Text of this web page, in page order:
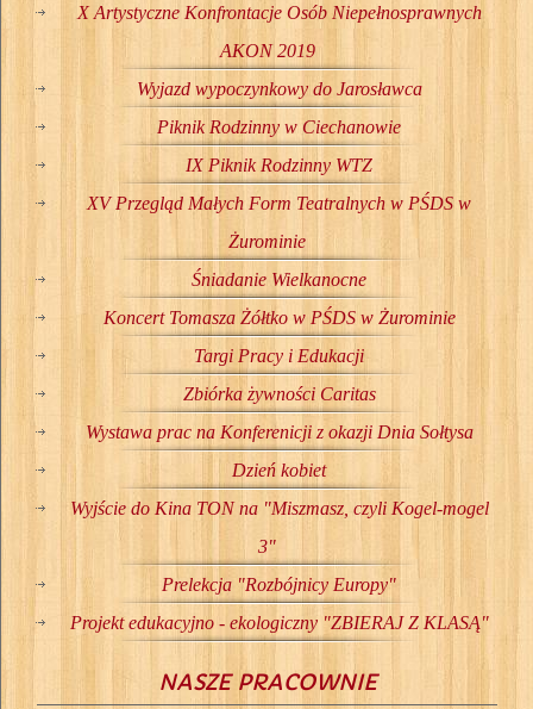
X Artystyczne Konfrontacje Osób Niepełnosprawnych
AKON 2019
Wyjazd wypoczynkowy do Jarosławca
Piknik Rodzinny w Ciechanowie
IX Piknik Rodzinny WTZ
XV Przegląd Małych Form Teatralnych w PŚDS w
Żurominie
Śniadanie Wielkanocne
Koncert Tomasza Żółtko w PŚDS w Żurominie
Targi Pracy i Edukacji
Zbiórka żywności Caritas
Wystawa prac na Konferenicji z okazji Dnia Sołtysa
Dzień kobiet
Wyjście do Kina TON na "Miszmasz, czyli Kogel-mogel
3"
Prelekcja "Rozbójnicy Europy"
Projekt edukacyjno - ekologiczny "ZBIERAJ Z KLASĄ"
NASZE PRACOWNIE